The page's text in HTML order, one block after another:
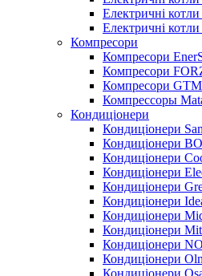
Електричні
Електричні
Компресори
Компресори
Компресори
Компресори GTM
Компрессоры
Кондиціонери
Кондиціонери
Кондиціонери
Кондиціонери
Кондиціонери
Кондиціонери
Кондиціонери
Кондиціонери
Кондиціонери
Кондиціонери
Кондиціонери
Кондиціонери